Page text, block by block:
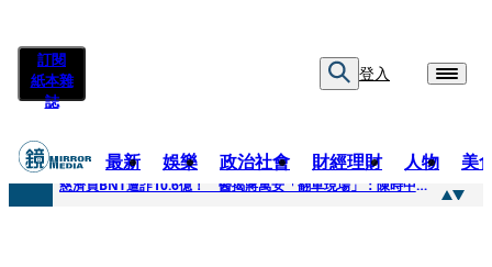
訂閱
紙本雜
誌
登入
最新 娛樂 政治社會 財經理財 人物 美
快訊
慈濟買BNT遭詐10.6億！ 醫揭蔣萬安「翻車現場」：陳時中當年是阻止被騙